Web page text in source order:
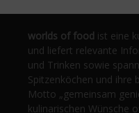
worlds of food ist eine
und liefert relevante
und Trinken sowie
Spitzenköchen und ihre
Motto „gemeinsam
kulinarischen Wünsche